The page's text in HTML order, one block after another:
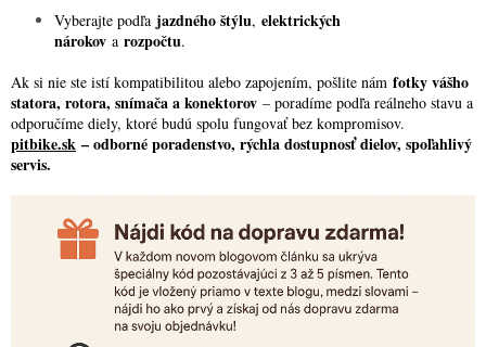
Vyberajte podľa jazdného štýlu, elektrických
nárokov a rozpočtu.
Ak si nie ste istí kompatibilitou alebo zapojením, pošlite nám fotky vášho
statora, rotora, snímača a konektorov – poradíme podľa reálneho stavu a
odporučíme diely, ktoré budú spolu fungovať bez kompromisov.
pitbike.sk – odborné poradenstvo, rýchla dostupnosť dielov, spoľahlivý
servis.